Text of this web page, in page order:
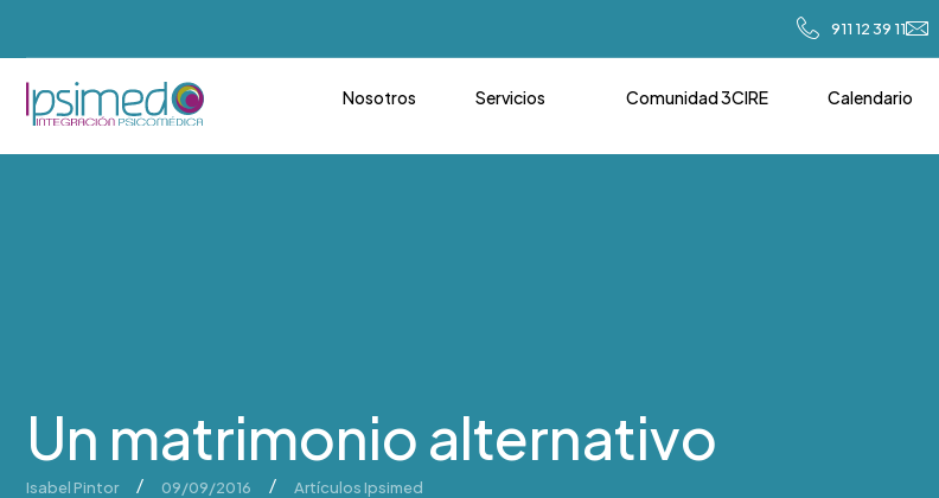
911 12 39 11
Nosotros Servicios Comunidad 3CIRE Calendario
Un matrimonio alternativo
Isabel Pintor / 09/09/2016 / Artículos Ipsimed